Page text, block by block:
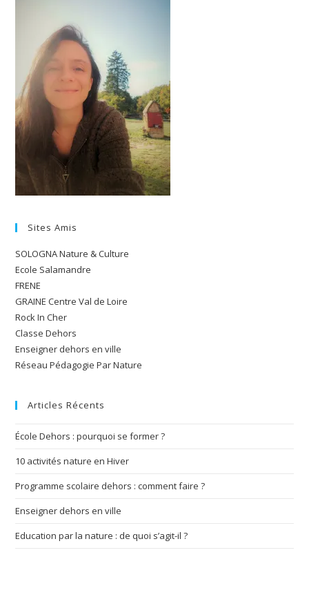
Sites Amis
SOLOGNA Nature & Culture
Ecole Salamandre
FRENE
GRAINE Centre Val de Loire
Rock In Cher
Classe Dehors
Enseigner dehors en ville
Réseau Pédagogie Par Nature
Articles Récents
École Dehors : pourquoi se former ?
10 activités nature en Hiver
Programme scolaire dehors : comment faire ?
Enseigner dehors en ville
Education par la nature : de quoi s’agit-il ?